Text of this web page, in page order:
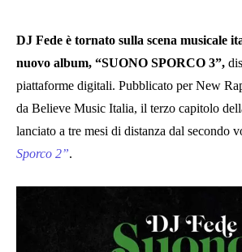
DJ Fede è tornato sulla scena musicale
nuovo album, “SUONO SPORCO 3”,
piattaforme digitali. Pubblicato per New
da Believe Music Italia, il terzo capitolo
lanciato a tre mesi di distanza dal secondo
Sporco 2”.